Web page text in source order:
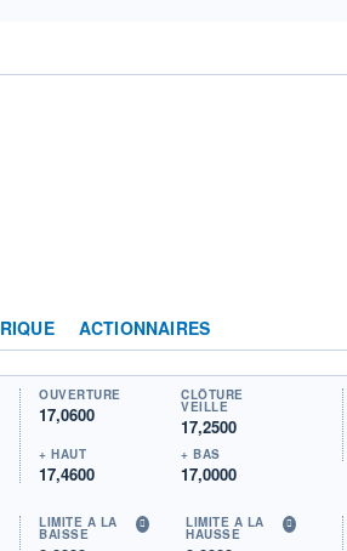
ACTIONNAIRES
OUVERTURE
17,0600
CLÔTURE
VEILLE
17,2500
+ HAUT
17,4600
+ BAS
17,0000
LIMITE À LA
BAISSE
LIMITE À LA
HAUSSE